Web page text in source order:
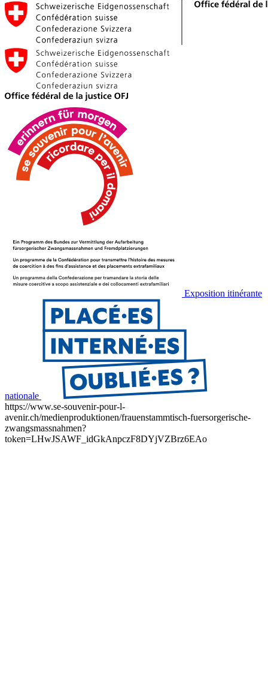
Exposition itinérante
nationale
https://www.se-souvenir-pour-l-
avenir.ch/medienproduktionen/frauenstammtisch-fuersorgerische-
zwangsmassnahmen?
token=LHwJSAWF_idGkAnpczF8DYjVZBrz6EAo